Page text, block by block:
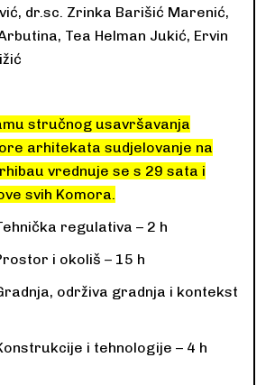
dr.sc. Zrinka Barišić Marenić,
Tea Helman Jukić, Ervin
stručnog usavršavanja
arhitekata sudjelovanje na
vrednuje se s 29 sata i
svih Komora.
regulativa – 2 h
i okoliš – 15 h
održiva gradnja i kontekst
i tehnologije – 4 h